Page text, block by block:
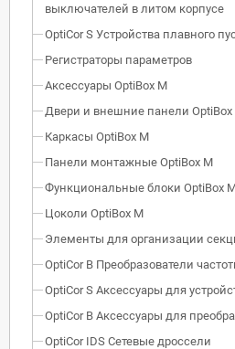
выключателей в литом корпусе
OptiCor S Устройства плавного
Регистраторы параметров
Аксессуары OptiBox M
Двери и внешние панели OptiBox
Каркасы OptiBox M
Панели монтажные OptiBox M
Функциональные блоки OptiBox
Цоколи OptiBox M
Элементы для организации
OptiCor B Преобразователи
OptiCor S Аксессуары для
OptiCor B Аксессуары для
OptiCor IDS Сетевые дроссели